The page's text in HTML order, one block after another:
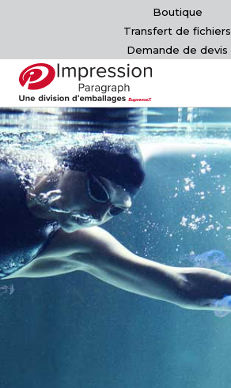
Boutique
Transfert de fichiers
Demande de devis